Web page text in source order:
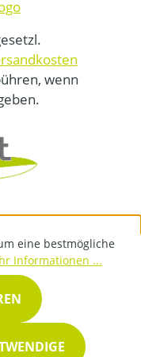
wenn
eine bestmögliche
Informationen ...